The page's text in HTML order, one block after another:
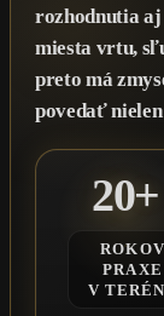
rozhodnutia aj
miesta vrtu,
preto má
povedať
20+
ROKOV
PRAXE
V